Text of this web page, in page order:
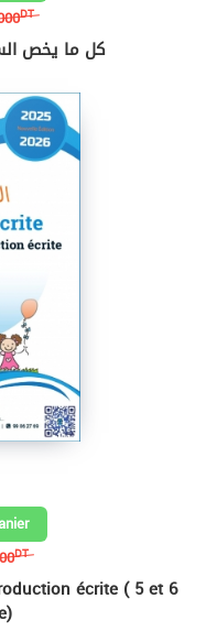
DT
كل ما يخص
DT
écrite ( 5 et 6